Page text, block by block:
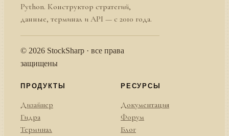
Python. Конструктор стратегий,
данные, терминал и API — с 2010 года.
© 2026 StockSharp · все права
защищены
ПРОДУКТЫ
Дизайнер
Гидра
Терминал
РЕСУРСЫ
Документация
Форум
Блог